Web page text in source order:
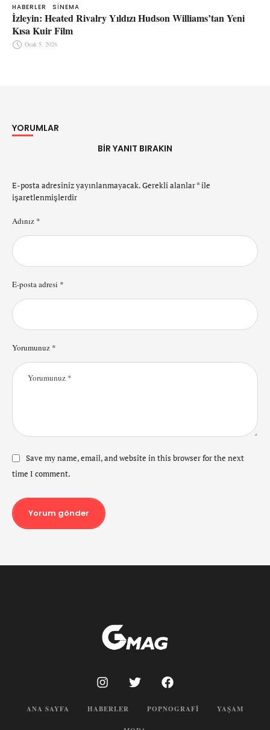
HABERLER SINEMA
İzleyin: Heated Rivalry Yıldızı Hudson Williams’tan Yeni
Kısa Kuir Film
Ocak 5, 2026
YORUMLAR
BIR YANIT BIRAKIN
E-posta adresiniz yayınlanmayacak.Gerekli alanlar*ile
işaretlenmişlerdir
Yorumunuz *
Adınız *
E-posta adresi *
Save my name, email, and website in this browser for the next
time I comment.
Yorum gönder
ANA SAYFA HABERLER POPNOGRAFI YAŞAM